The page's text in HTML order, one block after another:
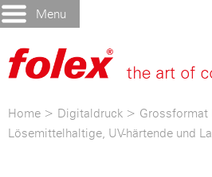
Menu
Home > Digitaldruck > Grossformat
Lösemittelhaltige, UV-härtende und